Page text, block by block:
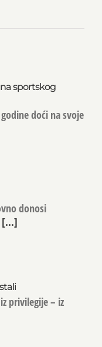
sportskog
doći na svoje
donosi
[...]
privilegije – iz